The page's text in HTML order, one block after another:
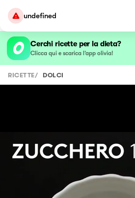
undefined
Cerchi ricette per la dieta?
Clicca qui e scarica l’app olivia!
RICETTE/ DOLCI